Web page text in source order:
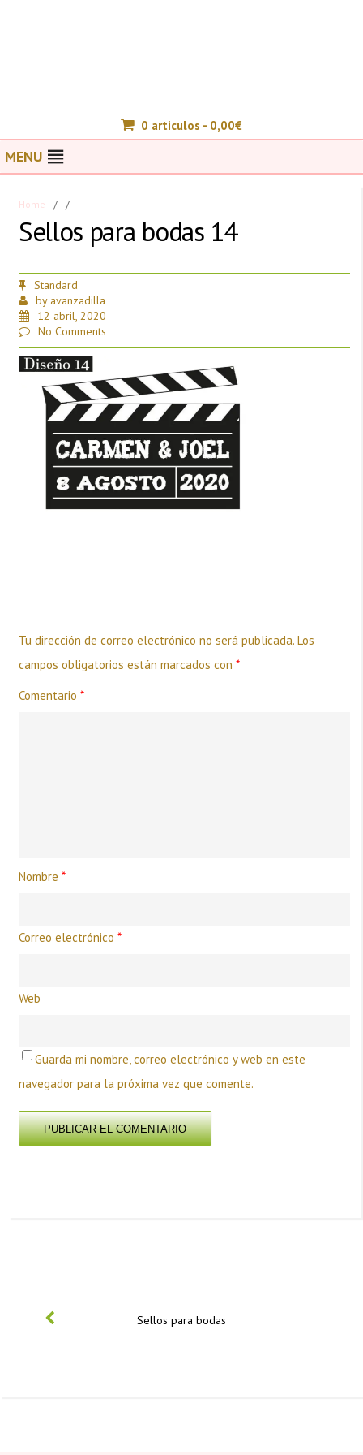
0 articulos - 0,00€
MENU
Home / /
Sellos para bodas 14
Standard
by avanzadilla
12 abril, 2020
No Comments
Tu dirección de correo electrónico no será publicada. Los
campos obligatorios están marcados con*
Comentario*
Nombre*
Correo electrónico*
Web
Guarda mi nombre, correo electrónico y web en este
navegador para la próxima vez que comente.
Sellos para bodas